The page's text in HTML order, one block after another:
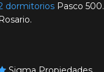
dormitorios Pasco 500.
Rosario.